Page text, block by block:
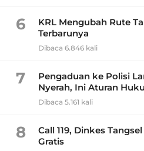
6
KRL Mengubah Rute
Terbarunya
Dibaca 6.846 kali
7
Pengaduan ke Polisi
Nyerah, Ini Aturan
Dibaca 5.161 kali
8
Call 119, Dinkes
Gratis